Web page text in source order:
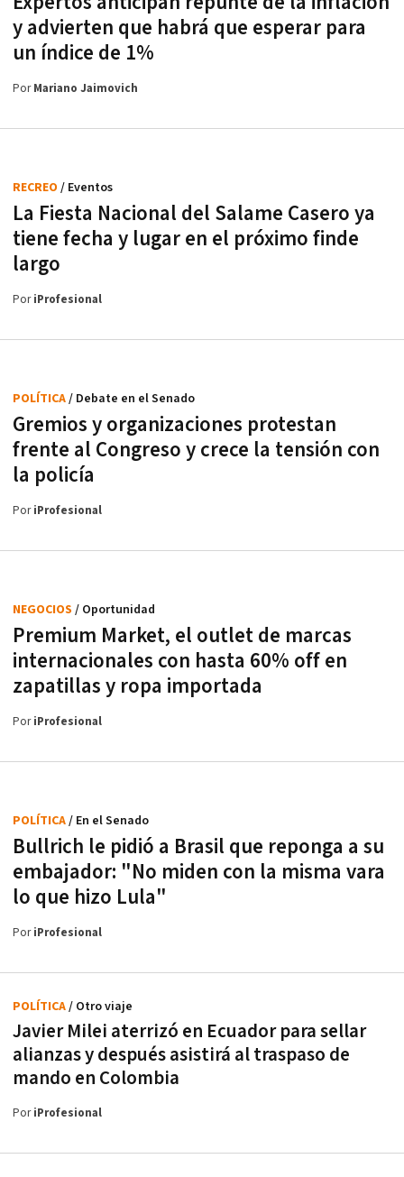
y advierten que habrá que esperar para
un índice de 1%
PorMariano Jaimovich
La Fiesta Nacional del Salame Casero ya
tiene fecha y lugar en el próximo finde
largo
RECREO / Eventos
PoriProfesional
Gremios y organizaciones protestan
frente al Congreso y crece la tensión con
la policía
POLÍTICA/ Debate en el Senado
PoriProfesional
Premium Market, el outlet de marcas
internacionales con hasta 60% off en
zapatillas y ropa importada
NEGOCIOS / Oportunidad
PoriProfesional
Bullrich le pidió a Brasil que reponga a su
embajador: "No miden con la misma vara
lo que hizo Lula"
POLÍTICA/ En el Senado
PoriProfesional
Javier Milei aterrizó en Ecuador para sellar
alianzas y después asistirá al traspaso de
mando en Colombia
POLÍTICA/ Otro viaje
PoriProfesional